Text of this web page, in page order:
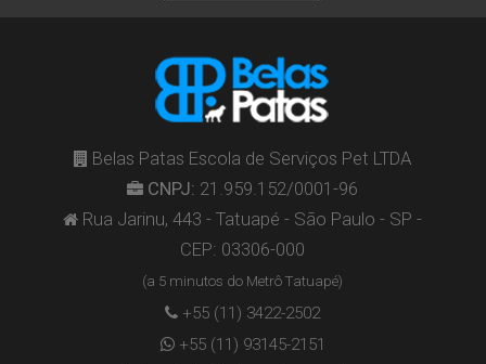
Belas Patas Escola de Serviços Pet LTDA
CNPJ: 21.959.152/0001-96
Rua Jarinu, 443 - Tatuapé - São Paulo - SP -
CEP: 03306-000
(a 5 minutos do Metrô Tatuapé)
+55 (11) 3422-2502
+55 (11) 93145-2151